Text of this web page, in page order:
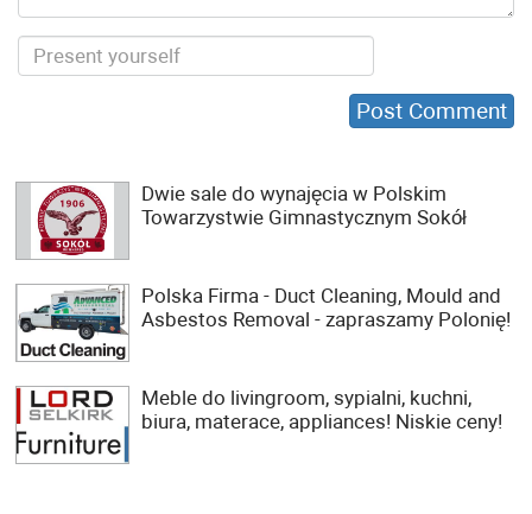
Dwie sale do wynajęcia w Polskim
Towarzystwie Gimnastycznym Sokół
Polska Firma - Duct Cleaning, Mould and
Asbestos Removal - zapraszamy Polonię!
Meble do livingroom, sypialni, kuchni,
biura, materace, appliances! Niskie ceny!